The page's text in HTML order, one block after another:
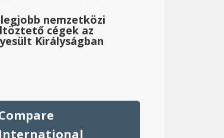
legjobb nemzetközi
cégek az
Királyságban